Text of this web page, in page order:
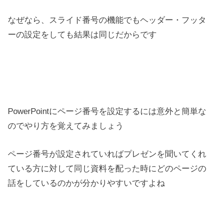
なぜなら、スライド番号の機能でもヘッダー・フッタ
ーの設定をしても結果は同じだからです
PowerPointにページ番号を設定するには意外と簡単な
のでやり方を覚えてみましょう
ページ番号が設定されていればプレゼンを聞いてくれ
ている方に対して同じ資料を配った時にどのページの
話をしているのかが分かりやすいですよね